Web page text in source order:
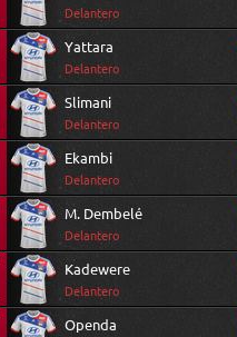
Delantero
Yattara
Delantero
Slimani
Delantero
Ekambi
Delantero
M. Dembelé
Delantero
Kadewere
Delantero
Openda